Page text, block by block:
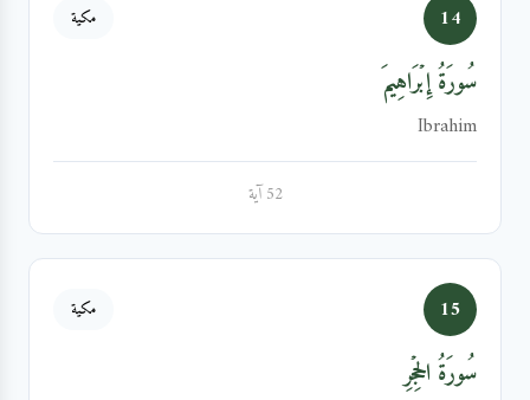
14 مكية
سُورَةُ إِبۡرَاهِيمَ
Ibrahim
52 آية
15 مكية
سُورَةُ الحِجۡرِ